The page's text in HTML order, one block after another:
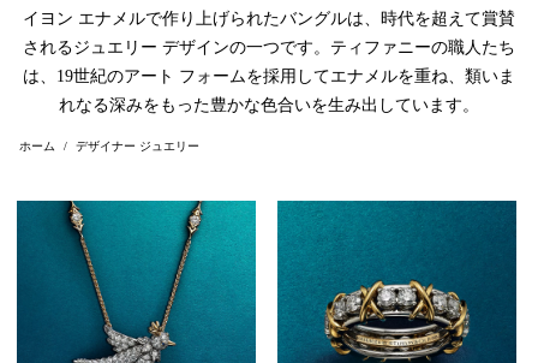
イヨン エナメルで作り上げられたバングルは、時代を超えて賞賛
されるジュエリー デザインの一つです。ティファニーの職人たち
は、19世紀のアート フォームを採用してエナメルを重ね、類いま
れなる深みをもった豊かな色合いを生み出しています。
ホーム デザイナー ジュエリー